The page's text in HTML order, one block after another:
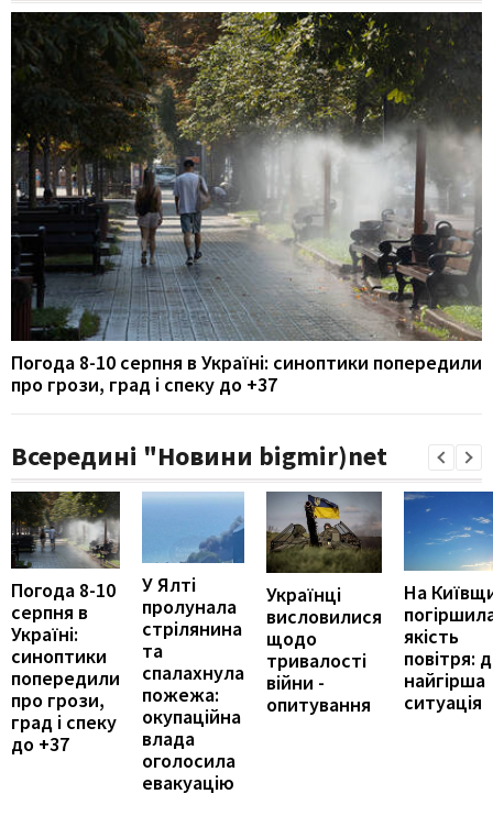
Погода 8-10 серпня в Україні: синоптики попередили
про грози, град і спеку до +37
Всередині "Новини bigmir)net
Погода 8-10
серпня в
Україні:
синоптики
попередили
про грози,
град і спеку
до +37
У Ялті
пролунала
стрілянина
та
спалахнула
пожежа:
окупаційна
влада
оголосила
евакуацію
Українці
висловилися
щодо
тривалості
війни -
опитування
На
якість
повітря:
найгірша
ситуація